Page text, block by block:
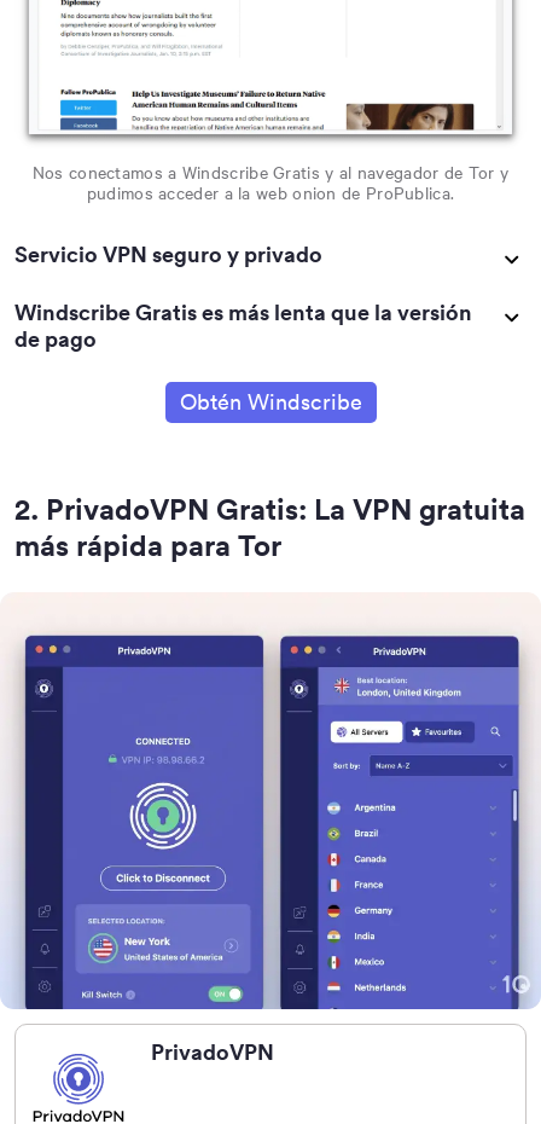
Nos conectamos a Windscribe Gratis y al navegador de Tor y
pudimos acceder a la web onion de ProPublica.
Servicio VPN seguro y privado
Windscribe Gratis es más lenta que la versión
de pago
Obtén Windscribe
2. PrivadoVPN Gratis: La VPN gratuita
más rápida para Tor
PrivadoVPN